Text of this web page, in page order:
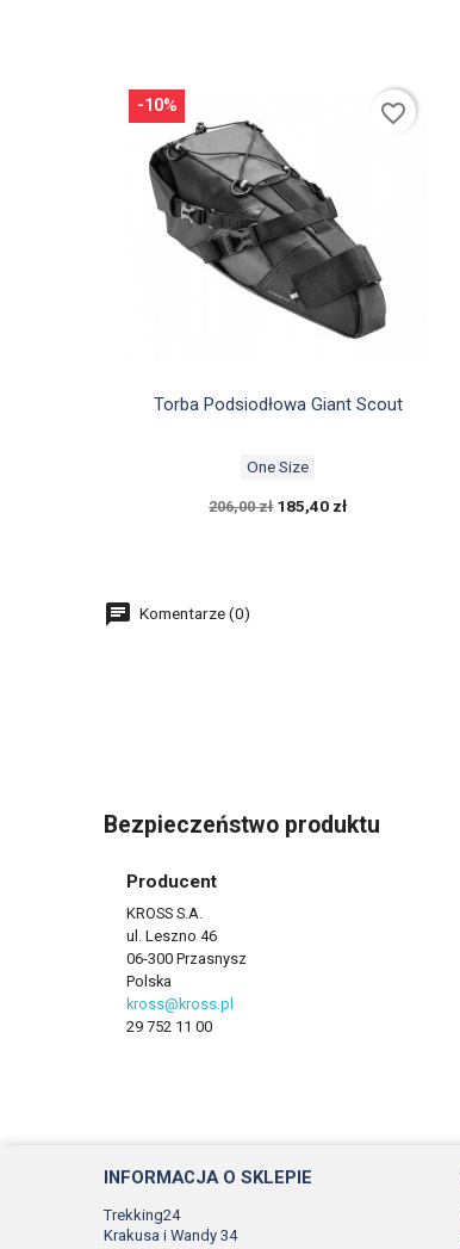
Szybki podgląd
Torba Podsiodłowa Giant Scout
One Size
206,00 zł 185,40 zł
-10% favorite_border
Komentarze (0)
Bezpieczeństwo produktu
Producent
KROSS S.A.
ul. Leszno 46
06-300 Przasnysz
Polska
kross@kross.pl
29 752 11 00
INFORMACJA O SKLEPIE
Trekking24
Krakusa i Wandy 34